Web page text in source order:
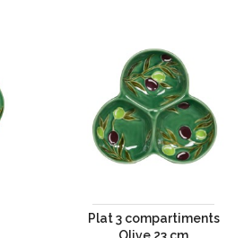
Plat 3 compartiments